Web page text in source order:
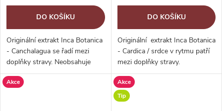
DO KOŠÍKU
Originální extrakt Inca Botanica
- Canchalagua se řadí mezi
doplňky stravy. Neobsahuje
alkohol. Canchalagua je drobná
bylinka pocházející z
DO KOŠÍKU
Originální extrakt Inca Botanica
- Cardica / srdce v rytmu patří
mezi doplňky stravy.
Neobsahuje alkohol. Extrakt
Cardica se skládá ze dvou
bylinek - Srdečníku obecného
Akce
Akce
Tip